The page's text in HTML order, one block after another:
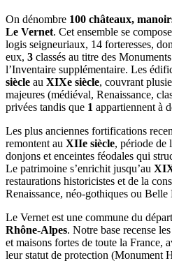
On dénombre 100 châteaux,
Le Vernet. Cet ensemble se
logis seigneuriaux, 14 forteresses,
eux, 3 classés au titre des
l’Inventaire supplémentaire. Les
siècle au XIXe siècle, couvrant
majeures (médiéval, Renaissance,
privées tandis que 1 appartiennent à
Les plus anciennes fortifications
remontent au XIIe siècle, période de
donjons et enceintes féodales qui
Le patrimoine s’enrichit jusqu’au
restaurations historicistes et de la
Renaissance, néo-gothiques ou Belle
Le Vernetest une commune du
Rhône-Alpes. Notre base recense
et maisons fortes de toute la France,
leur statut de protection (Monument